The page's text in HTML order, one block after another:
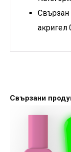
Свързан
акригел
Свързани